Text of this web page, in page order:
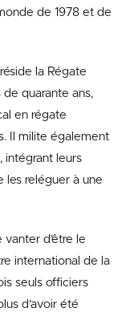
de 1978 et de
la Régate
de quarante ans,
en régate
Il milite également
intégrant leurs
les reléguer à une
d’être le
international de la
seuls officiers
d’avoir été